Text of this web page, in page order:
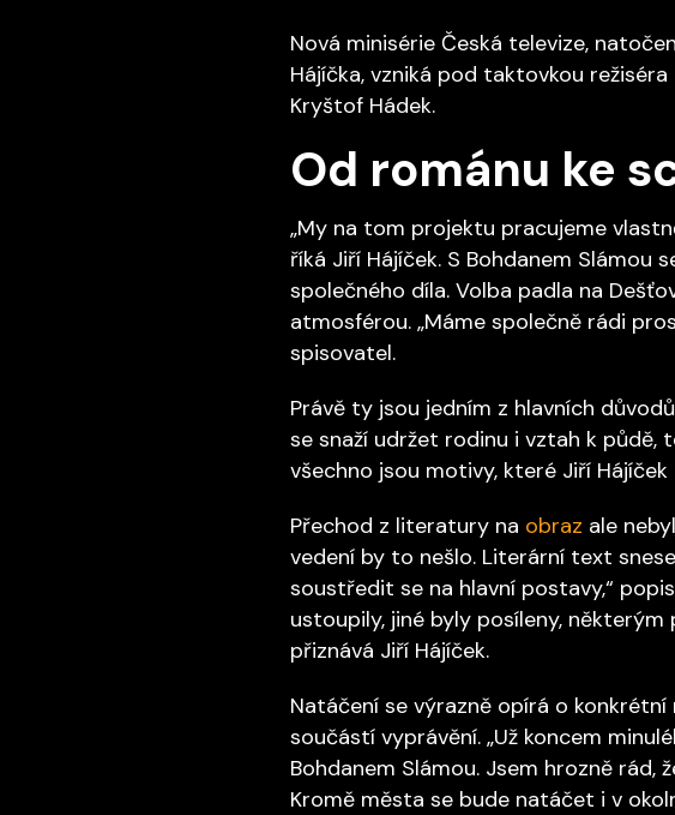
Nová minisérie Česká televize,
Hájíčka, vzniká pod taktovkou
Kryštof Hádek.
Od románu ke
„My na tom projektu pracujeme
říká Jiří Hájíček. S Bohdanem
společného díla. Volba padla na
atmosférou. „Máme společně rádi
spisovatel.
Právě ty jsou jedním z hlavních
se snaží udržet rodinu i vztah k
všechno jsou motivy, které Jiří
Přechod z literatury na obraz ale
vedení by to nešlo. Literární text
soustředit se na hlavní postavy,“
ustoupily, jiné byly posíleny,
přiznává Jiří Hájíček.
Natáčení se výrazně opírá o
součástí vyprávění. „Už koncem
Bohdanem Slámou. Jsem hrozně rád,
Kromě města se bude natáčet i v